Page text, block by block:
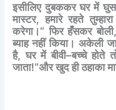
इसीलिए दुबककर घर में घुस
मास्टर,हमारे रहते तुम्हारा
करेगा।”फिर हँसकर बोली
ब्याह नहीं किया। अकेली
है,घर में बीवी–बच्चे होते
जाता!”औरखुदहीठहाका